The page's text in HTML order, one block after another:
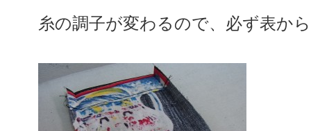
糸の調子が変わるので、必ず表か